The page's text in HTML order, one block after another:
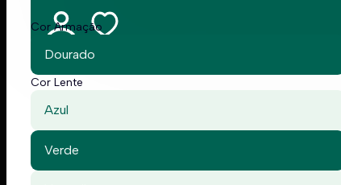
Cor Armação
Dourado
Cor Lente
Azul
Verde